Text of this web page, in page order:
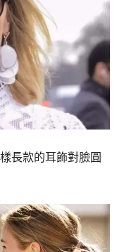
長款的耳飾對臉圓